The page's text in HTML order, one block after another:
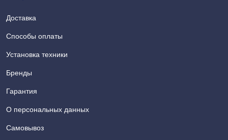
Доставка
Способы оплаты
Установка техники
Бренды
Гарантия
О персональных данных
Самовывоз